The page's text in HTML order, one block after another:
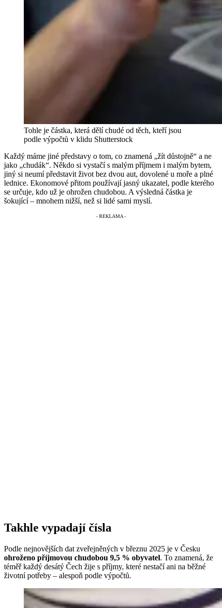
Tohle je částka, která dělí chudé od těch, kteří jsou
podle výpočtů v klidu Shutterstock
Každý máme jiné představy o tom, co znamená „žít důstojně“ a ne
jako „chudák“. Někdo si vystačí s malým příjmem i malým bytem,
jiný si neumí představit život bez dvou aut, dovolené u moře a plné
lednice. Ekonomové přitom používají jasný ukazatel, podle kterého
se určuje, kdo už je ohrožen chudobou. A výsledná částka je
šokující – mnohem nižší, než si lidé sami myslí.
Takhle vypadají čísla
Podle nejnovějších dat zveřejněných v březnu 2025 je v Česku
ohroženo příjmovou chudobou 9,5 % obyvatel. To znamená, že
téměř každý desátý Čech žije s příjmy, které nestačí ani na běžné
životní potřeby – alespoň podle výpočtů.